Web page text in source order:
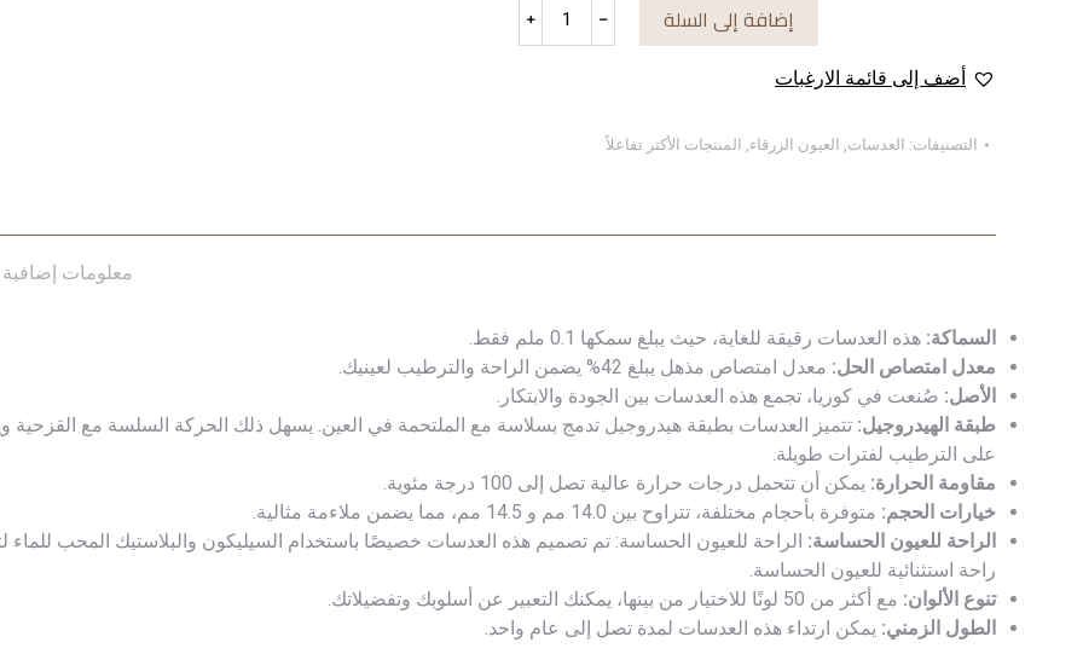
﹣
﹢ إضافة إلى السلة
أضف إلى قائمة الارغبات
التصنيفات: العدسات, العيون الزرقاء, المنتجات الأكثر تفاعلاً
معلومات إضافية
السماكة: هذه العدسات رقيقة للغاية، حيث يبلغ سمكها 0.1 ملم فقط.
معدل امتصاص الحل: معدل امتصاص مذهل يبلغ 42% يضمن الراحة والترطيب لعينيك.
الأصل: صُنعت في كوريا، تجمع هذه العدسات بين الجودة والابتكار.
طبقة الهيدروجيل: تتميز العدسات بطبقة هيدروجيل تدمج بسلاسة مع الملتحمة في العين. يسهل ذلك الحركة السلسة مع القزحية
على الترطيب لفترات طويلة.
مقاومة الحرارة: يمكن أن تتحمل درجات حرارة عالية تصل إلى 100 درجة مئوية.
خيارات الحجم: متوفرة بأحجام مختلفة، تتراوح بين 14.0 مم و 14.5 مم، مما يضمن ملاءمة مثالية.
الراحة للعيون الحساسة: الراحة للعيون الحساسة: تم تصميم هذه العدسات خصيصًا باستخدام السيليكون والبلاستيك المحب للماء
راحة استثنائية للعيون الحساسة.
تنوع الألوان: مع أكثر من 50 لونًا للاختيار من بينها، يمكنك التعبير عن أسلوبك وتفضيلاتك.
الطول الزمني: يمكن ارتداء هذه العدسات لمدة تصل إلى عام واحد.